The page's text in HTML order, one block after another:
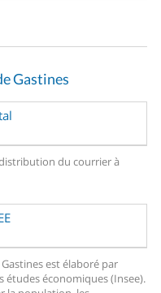
Gastines
du courrier à
est élaboré par
économiques (Insee).